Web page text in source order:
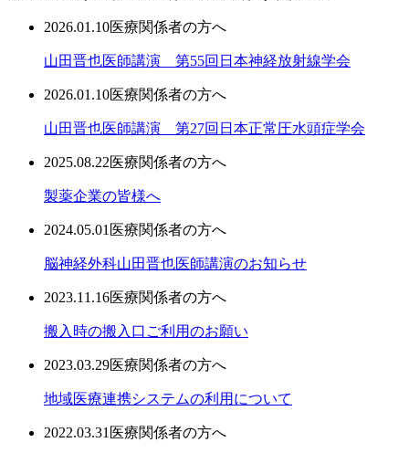
2026.01.10医療関係者の方へ
山田晋也医師講演 第55回日本神経放射線学会
2026.01.10医療関係者の方へ
山田晋也医師講演 第27回日本正常圧水頭症学会
2025.08.22医療関係者の方へ
製薬企業の皆様へ
2024.05.01 医療関係者の方へ
脳神経外科山田晋也医師講演のお知らせ
2023.11.16医療関係者の方へ
搬入時の搬入口ご利用のお願い
2023.03.29医療関係者の方へ
地域医療連携システムの利用について
2022.03.31 医療関係者の方へ